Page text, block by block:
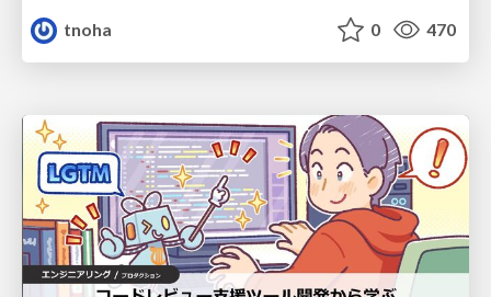
tnoha
0 470